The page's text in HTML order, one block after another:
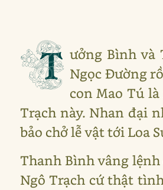
T ưởng Bình và
Ngọc Đường
con Mao Tú
Trạch này. Nhan đại
bảo chở lễ vật tới Loa
Thanh Bình vâng
Ngô Trạch cứ thật